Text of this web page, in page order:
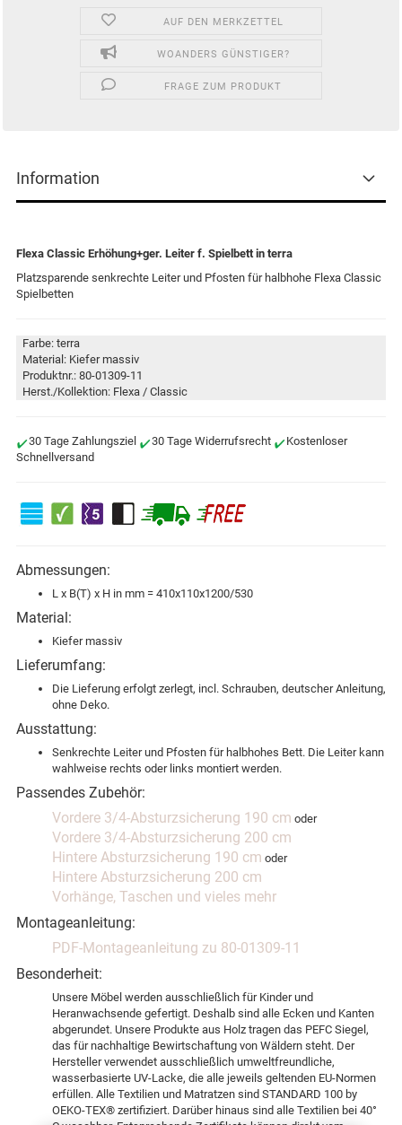
AUF DEN MERKZETTEL
WOANDERS GÜNSTIGER?
FRAGE ZUM PRODUKT
Information
Flexa Classic Erhöhung+ger. Leiter f. Spielbett in terra
Platzsparende senkrechte Leiter und Pfosten für halbhohe Flexa Classic
Spielbetten
Farbe: terra
Material: Kiefer massiv
Produktnr.: 80-01309-11
Herst./Kollektion: Flexa / Classic
30 Tage Zahlungsziel 30 Tage Widerrufsrecht
Kostenloser
Schnellversand
Abmessungen:
L x B(T) x H in mm = 410x110x1200/530
Material:
Kiefer massiv
Lieferumfang:
Die Lieferung erfolgt zerlegt, incl. Schrauben, deutscher Anleitung,
ohne Deko.
Ausstattung:
Senkrechte Leiter und Pfosten für halbhohes Bett. Die Leiter kann
wahlweise rechts oder links montiert werden.
Passendes Zubehör:
Vordere 3/4-Absturzsicherung 190 cm oder
Vordere 3/4-Absturzsicherung 200 cm
Hintere Absturzsicherung 190 cm oder
Hintere Absturzsicherung 200 cm
Vorhänge, Taschen und vieles mehr
Montageanleitung:
PDF-Montageanleitung zu 80-01309-11
Besonderheit:
Unsere Möbel werden ausschließlich für Kinder und
Heranwachsende gefertigt. Deshalb sind alle Ecken und Kanten
abgerundet. Unsere Produkte aus Holz tragen das PEFC Siegel,
das für nachhaltige Bewirtschaftung von Wäldern steht. Der
Hersteller verwendet ausschließlich umweltfreundliche,
wasserbasierte UV-Lacke, die alle jeweils geltenden EU-Normen
erfüllen. Alle Textilien und Matratzen sind STANDARD 100 by
OEKO-TEX® zertifiziert. Darüber hinaus sind alle Textilien bei 40°